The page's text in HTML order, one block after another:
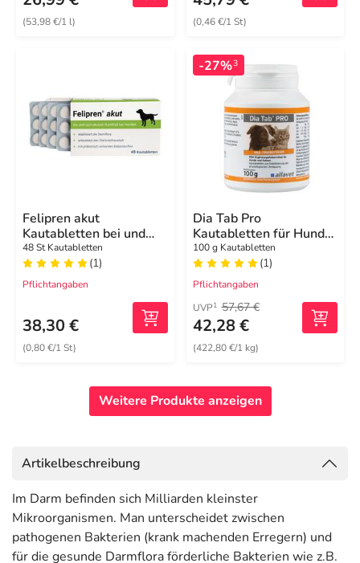
(53,98 €/1 l) (0,46 €/1 St)
Felipren akut
Kautabletten bei und
nach Durchfall für
Hunde
48 St Kautabletten
(1)
Pflichtangaben
38,30 €
(0,80 €/1 St)
-27%3
Dia Tab Pro
Kautabletten für Hunde
und Katzen
100 g Kautabletten
(1)
Pflichtangaben
UVP1 57,67 €
42,28 €
(422,80 €/1 kg)
Weitere Produkte anzeigen
Artikelbeschreibung
Im Darm befinden sich Milliarden kleinster
Mikroorganismen. Man unterscheidet zwischen
pathogenen Bakterien (krank machenden Erregern) und
für die gesunde Darmflora förderliche Bakterien wie z.B.